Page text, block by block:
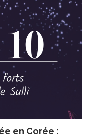
en Corée :